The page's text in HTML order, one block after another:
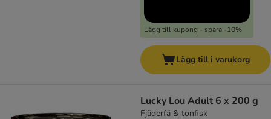
Lägg till kupong - spara -10%
Lägg till i varukorg
Lucky Lou Adult 6 x 200 g
Fjäderfä & tonfisk